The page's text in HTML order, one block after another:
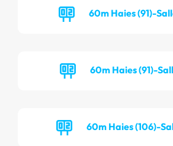
60m Haies (91)-
60m Haies (91)-
60m Haies (106)-